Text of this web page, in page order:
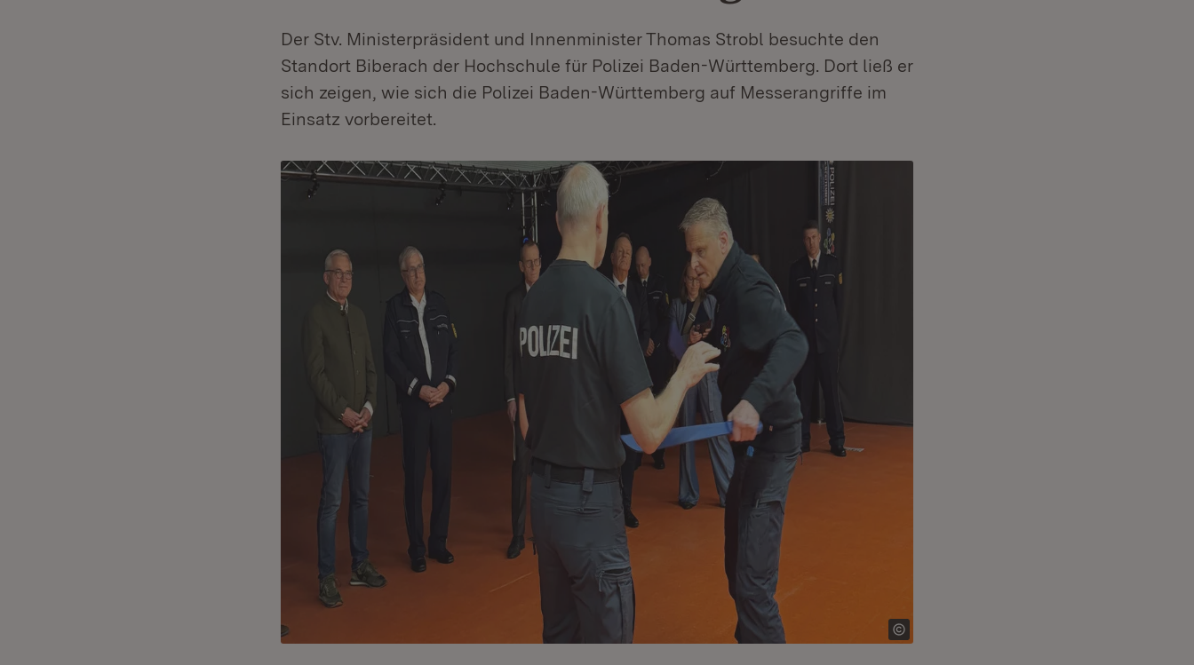
Der Stv. Ministerpräsident und Innenminister Thomas Strobl besuchte den
Standort Biberach der Hochschule für Polizei Baden-Württemberg. Dort ließ er
sich zeigen, wie sich die Polizei Baden-Württemberg auf Messerangriffe im
Einsatz vorbereitet.